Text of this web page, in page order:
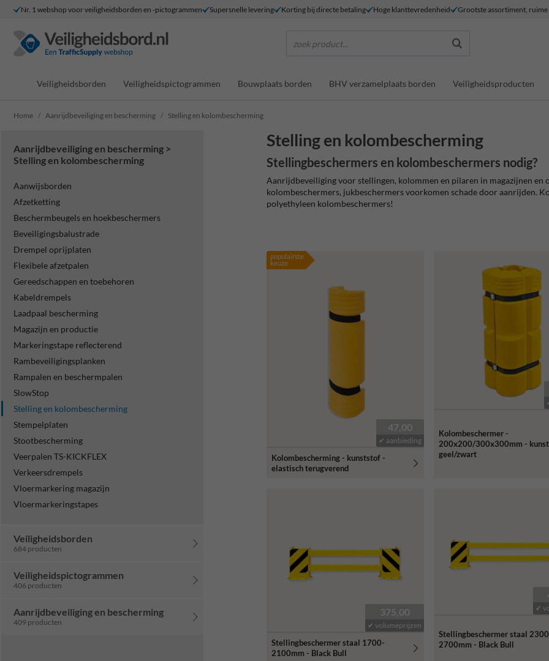
Nr. 1 webshop voor veiligheidsborden en -pictogrammen Supersnelle levering Korting bij directe betaling Hoge klanttevredenheid Grootste assortiment,
zoek product...
Veiligheidsborden Veiligheidspictogrammen Bouwplaats borden BHV verzamelplaats borden Veiligheidsproducten
Home Aanrijdbeveiliging en bescherming Stelling en kolombescherming
Aanrijdbeveiliging en bescherming >
Stelling en kolombescherming
Aanwijsborden
Afzetketting
Beschermbeugels en hoekbeschermers
Beveiligingsbalustrade
Drempel oprijplaten
Flexibele afzetpalen
Gereedschappen en toebehoren
Kabeldrempels
Laadpaal bescherming
Magazijn en productie
Markeringstape reflecterend
Rambeveiligingsplanken
Rampalen en beschermpalen
SlowStop
Stelling en kolombescherming
Stempelplaten
Stootbescherming
Veerpalen TS-KICKFLEX
Verkeersdrempels
Vloermarkering magazijn
Vloermarkeringstapes
Veiligheidsborden
684 producten
Veiligheidspictogrammen
406 producten
Aanrijdbeveiliging en bescherming
409 producten
Stelling en kolombescherming
Stellingbeschermers en kolombeschermers nodig?
Aanrijdbeveiliging voor stellingen, kolommen en pilaren in magazijnen
kolombeschermers, jukbeschermers voorkomen schade door aanrijden.
polyethyleen kolombeschermers!
populairste
keuze
47,00
✔ aanbieding
Kolombescherming - kunststof -
elastisch terugverend
Kolombeschermer -
200x200/300x300mm -
geel/zwart
375,00
✔ volumeprijzen
Stellingbeschermer staal 1700-
2100mm - Black Bull
✔
Stellingbeschermer staal
2700mm - Black Bull